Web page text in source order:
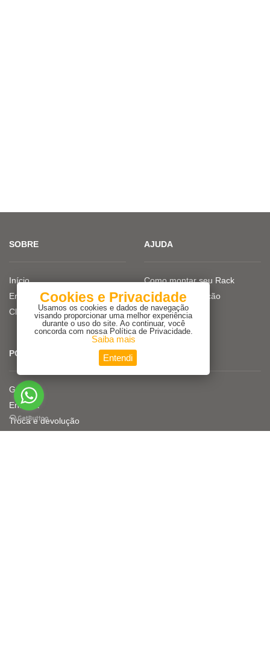
SOBRE
Início
Empresa
Clientes
AJUDA
Como montar seu Rack
Dicas de iluminação
POLÍTICAS
Garantia
Entrega
Troca e devolução
Cookies e Privacidade
Usamos os cookies e dados de navegação
visando proporcionar uma melhor experiência
durante o uso do site. Ao continuar, você
concorda com nossa Política de Privacidade.
Saiba mais
Entendi